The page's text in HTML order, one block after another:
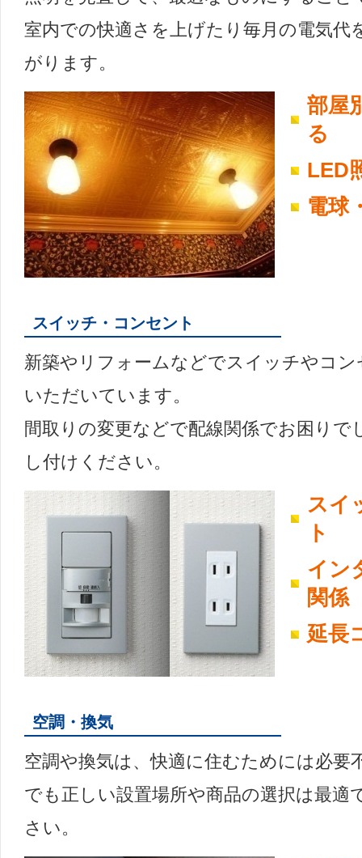
室内での快適さを上げたり毎月の電気代
がります。
部屋
る
LED
電球
スイッチ・コンセント
新築やリフォームなどでスイッチやコ
いただいています。
間取りの変更などで配線関係でお困りで
し付けください。
スイ
ト
イン
関係
延長
空調・換気
空調や換気は、快適に住むためには必要
でも正しい設置場所や商品の選択は最適
さい。